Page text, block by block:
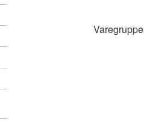
Varegruppe